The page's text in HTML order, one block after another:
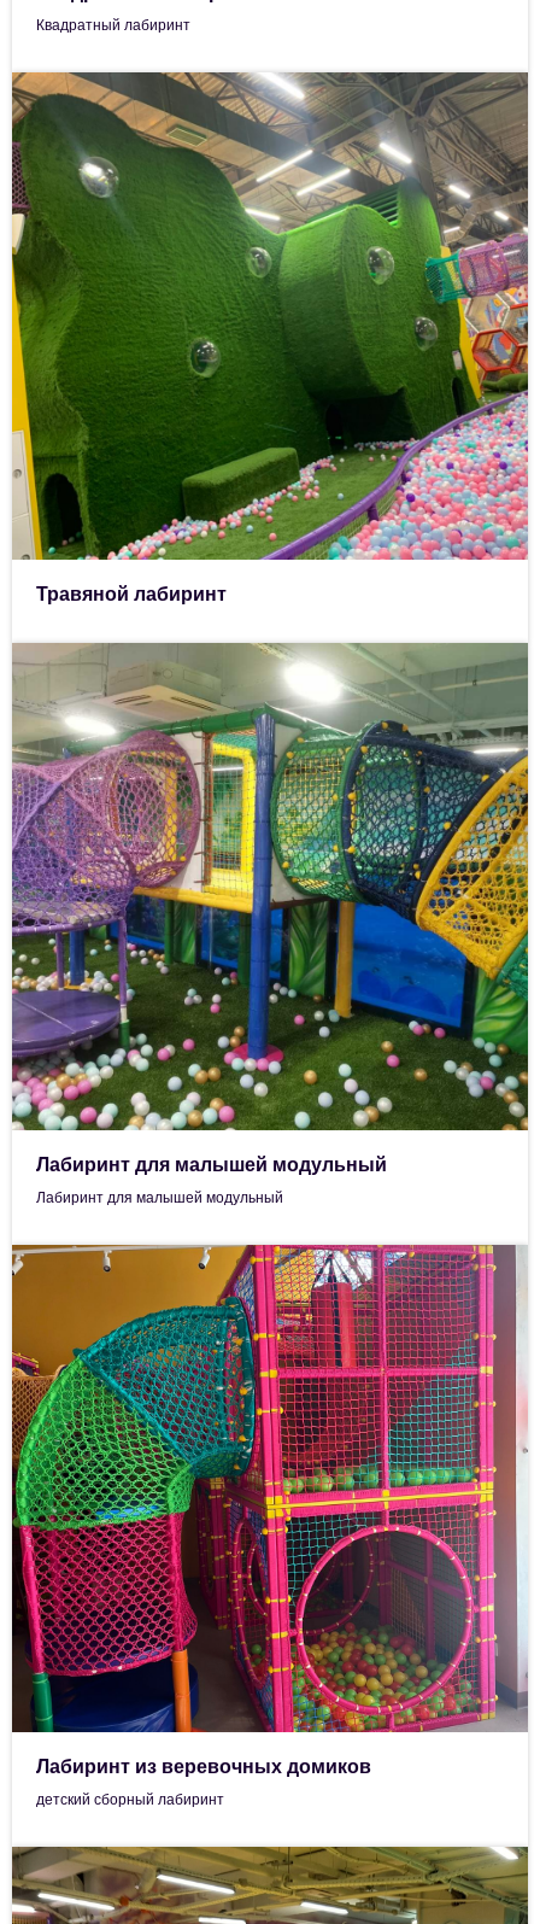
Квадратный лабиринт
Травяной лабиринт
Лабиринт для малышей модульный
Лабиринт для малышей модульный
Лабиринт из веревочных домиков
детский сборный лабиринт